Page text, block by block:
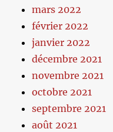
mars 2022
février 2022
janvier 2022
décembre 2021
novembre 2021
octobre 2021
septembre 2021
août 2021